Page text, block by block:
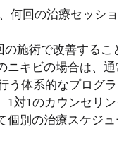
何回の治療セッショ
の施術で改善すること
ニキビの場合は、通
う体系的なプログラ
1対1のカウンセリン
個別の治療スケジュ